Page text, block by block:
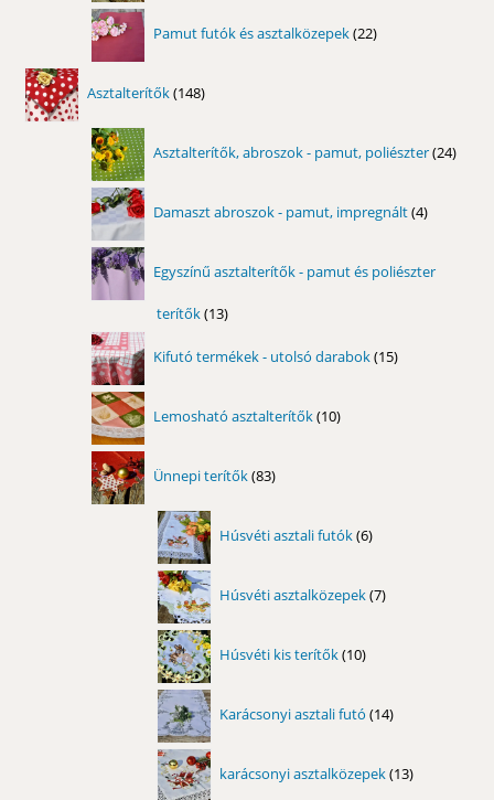
Pamut futók és asztalközepek 22
termék
Asztalterítők 148
termék
Asztalterítők, abroszok - pamut, poliészter 24
Damaszt abroszok - pamut, impregnált 4
termék
Egyszínű asztalterítők - pamut és poliészter
terítők 1313
Kifutó termékek - utolsó darabok 15
termék
Lemosható asztalterítők 10
termék
Ünnepi terítők 83
termék
Húsvéti asztali futók 6
termék
Húsvéti asztalközepek 7
termék
Húsvéti kis terítők 10
termék
Karácsonyi asztali futó 14
termék
karácsonyi asztalközepek 13
termék